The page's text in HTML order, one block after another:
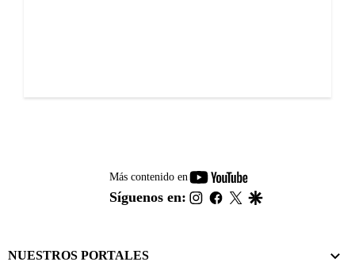
Más contenido en
youtube-
footer
Síguenos en: instagram
facebook
twitter
NUESTROS PORTALES